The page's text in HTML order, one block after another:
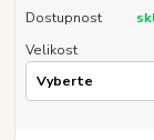
Dostupnost
Velikost